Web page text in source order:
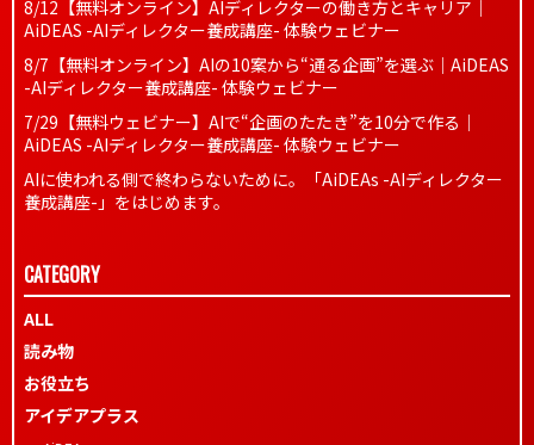
8/12【無料オンライン】AIディレクターの働き方とキャリア｜
AiDEAS -AIディレクター養成講座- 体験ウェビナー
8/7【無料オンライン】AIの10案から“通る企画”を選ぶ｜AiDEAS
-AIディレクター養成講座- 体験ウェビナー
7/29【無料ウェビナー】AIで“企画のたたき”を10分で作る｜
AiDEAS -AIディレクター養成講座- 体験ウェビナー
AIに使われる側で終わらないために。「AiDEAs -AIディレクター
養成講座-」をはじめます。
CATEGORY
ALL
読み物
お役立ち
アイデアプラス